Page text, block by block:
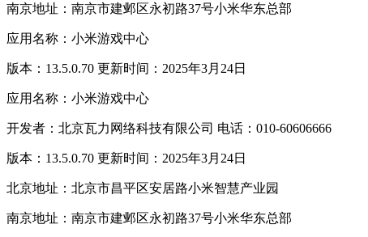
南京地址：南京市建邺区永初路37号小米华东总部
应用名称：小米游戏中心
版本：13.5.0.70 更新时间：2025年3月24日
应用名称：小米游戏中心
开发者：北京瓦力网络科技有限公司 电话：010-60606666
版本：13.5.0.70 更新时间：2025年3月24日
北京地址：北京市昌平区安居路小米智慧产业园
南京地址：南京市建邺区永初路37号小米华东总部